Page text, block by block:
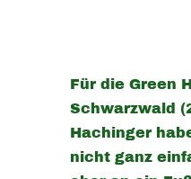
Für die Green
Schwarzwald
Hachinger
nicht ganz